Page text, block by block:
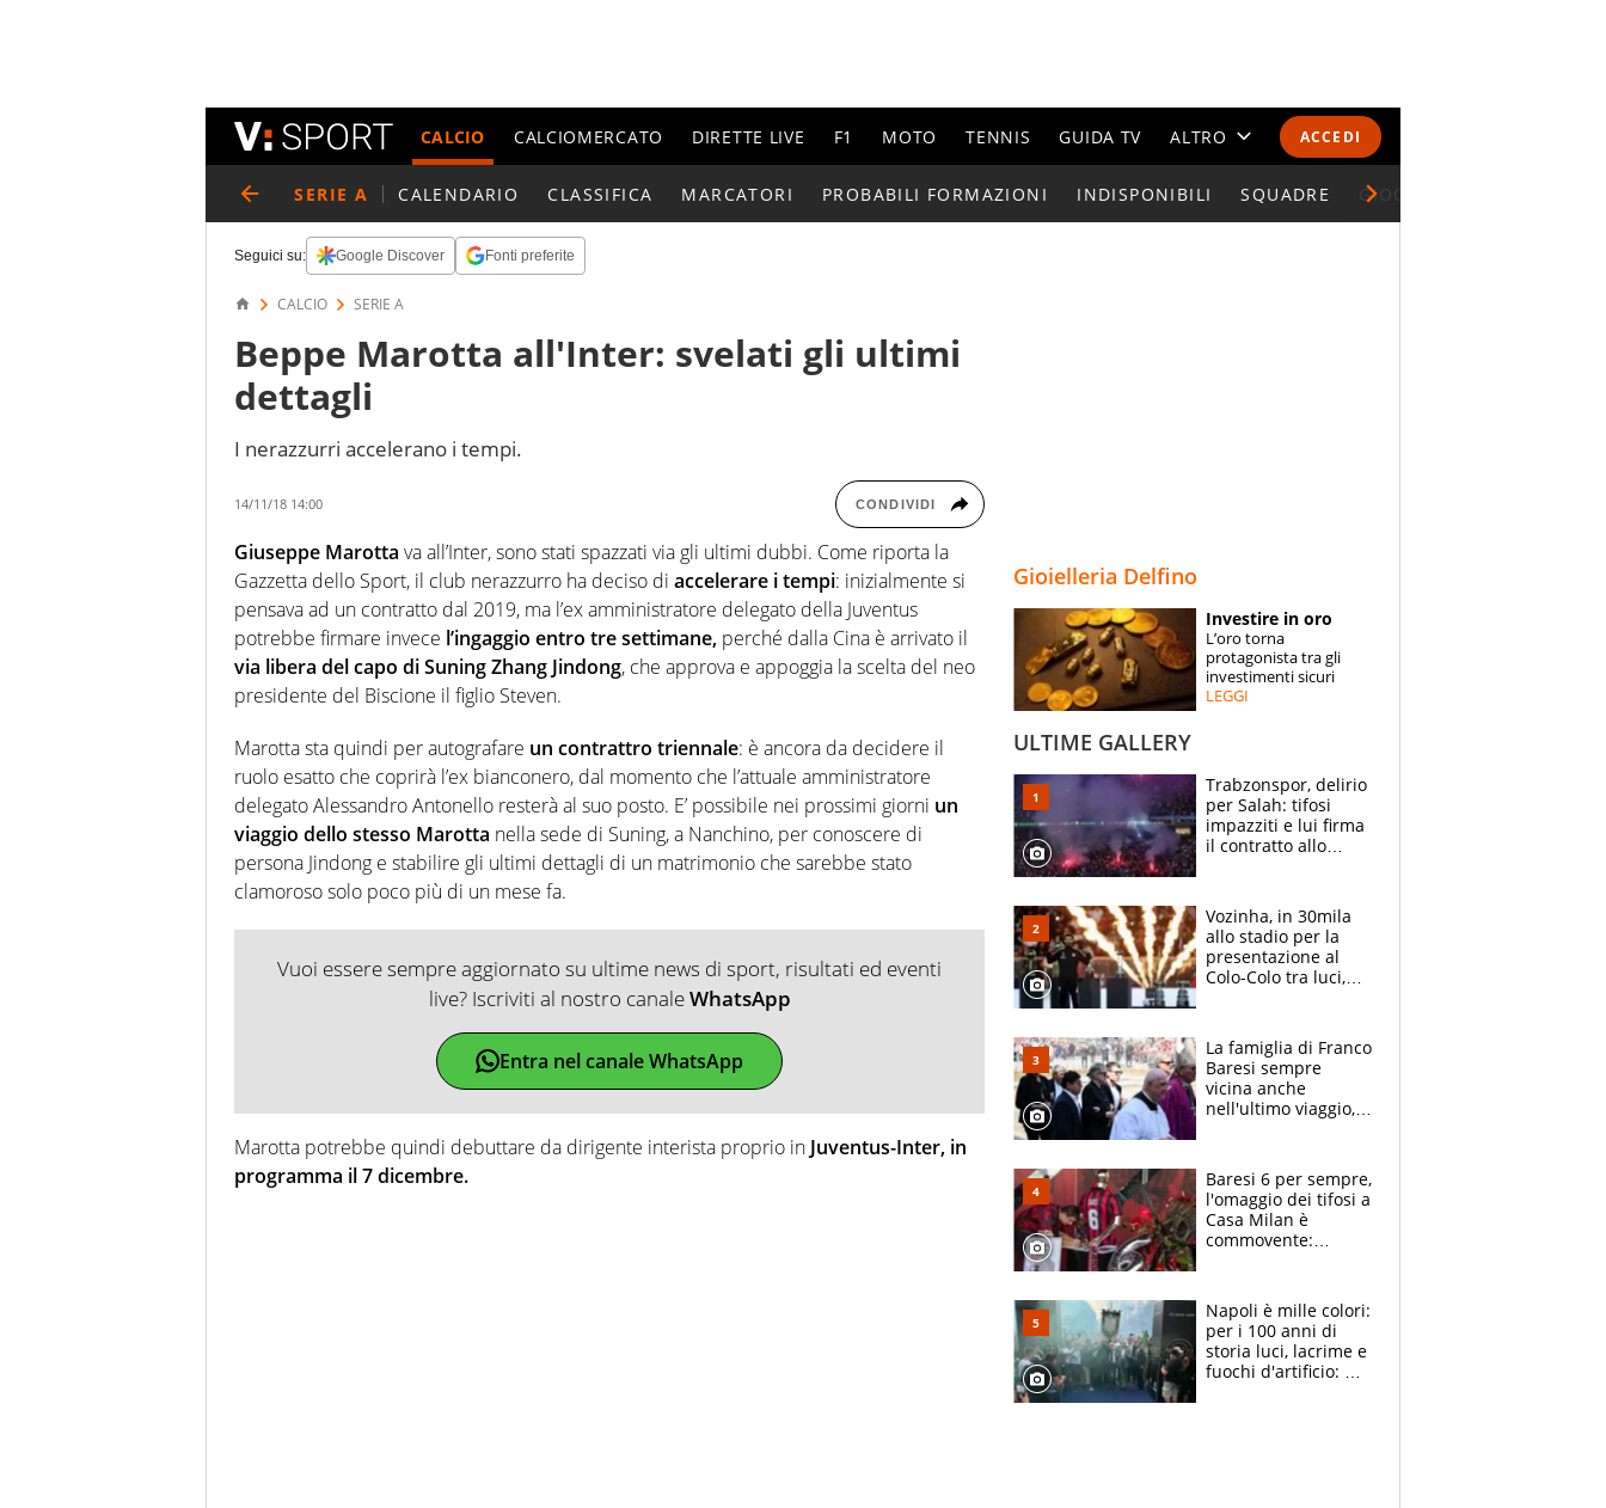
ACCEDI
CALCIO CALCIOMERCATO DIRETTE LIVE F1 MOTO TENNIS GUIDA TV ALTRO
CALENDARI E CLASSIFICHE
ESPERTI
CONTATTI
SERIE A CALENDARIO CLASSIFICA MARCATORI PROBABILI FORMAZIONI INDISPONIBILI SQUADRE GIOCATORI SERIE A
Seguici su: Google Discover Fonti preferite
CALCIO SERIE A
Beppe Marotta all'Inter: svelati gli ultimi
dettagli
I nerazzurri accelerano i tempi.
14/11/18 14:00 CONDIVIDI
Giuseppe Marotta va all’Inter, sono stati spazzati via gli ultimi dubbi. Come riporta la
Gazzetta dello Sport, il club nerazzurro ha deciso di accelerare i tempi: inizialmente si
pensava ad un contratto dal 2019, ma l’ex amministratore delegato della Juventus
potrebbe firmare invece l’ingaggio entro tre settimane, perché dalla Cina è arrivato il
via libera del capo di Suning Zhang Jindong, che approva e appoggia la scelta del neo
presidente del Biscione il figlio Steven.
Marotta sta quindi per autografare un contrattro triennale: è ancora da decidere il
ruolo esatto che coprirà l’ex bianconero, dal momento che l’attuale amministratore
delegato Alessandro Antonello resterà al suo posto. E’ possibile nei prossimi giorni un
viaggio dello stesso Marotta nella sede di Suning, a Nanchino, per conoscere di
persona Jindong e stabilire gli ultimi dettagli di un matrimonio che sarebbe stato
clamoroso solo poco più di un mese fa.
Vuoi essere sempre aggiornato su ultime news di sport, risultati ed eventi
live? Iscriviti al nostro canaleWhatsApp
Entra nel canale WhatsApp
Marotta potrebbe quindi debuttare da dirigente interista proprio in Juventus-Inter, in
programma il 7 dicembre.
Gioielleria Delfino
Investire in oro
L’oro torna
protagonista tra gli
investimenti sicuri
LEGGI
ULTIME GALLERY
Trabzonspor, delirio
per Salah: tifosi
impazziti e lui firma
il contratto allo
Vozinha, in 30mila
allo stadio per la
presentazione al
Colo-Colo tra luci,
La famiglia di Franco
Baresi sempre
vicina anche
nell'ultimo viaggio,
circondati
dall'affetto dei tifosi
Baresi 6 per sempre,
l'omaggio dei tifosi a
Casa Milan è
commovente:
bigliettini
Napoli è mille colori:
per i 100 anni di
storia luci, lacrime e
fuochi d'artificio: De